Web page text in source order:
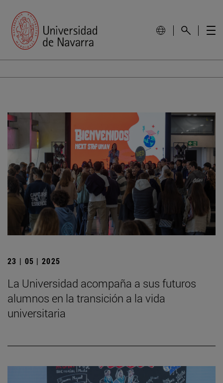
23 | 05 | 2025
La Universidad acompaña a sus futuros
alumnos en la transición a la vida
universitaria